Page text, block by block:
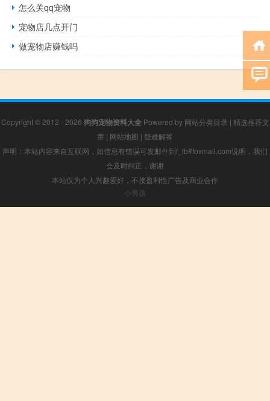
怎么关qq宠物
宠物店几点开门
做宠物店赚钱吗
Copyright © 2012 - 2026 狗狗宠物资料大全Powered by 网站分类目录 | 精选推荐文
章 | 网站地图 | 疑难解答
声明：本站内容来自互联网，如信息有错误可发邮件到f_fb#foxmail.com说明，我们
会及时纠正，谢谢
本站仅为个人兴趣爱好，不接盈利性广告及商业合作
小男孩